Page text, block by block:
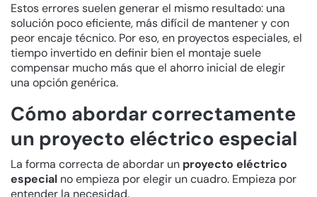
Estos errores suelen generar el mismo resultado: una
solución poco eficiente, más difícil de mantener y con
peor encaje técnico. Por eso, en proyectos especiales, el
tiempo invertido en definir bien el montaje suele
compensar mucho más que el ahorro inicial de elegir
una opción genérica.
Cómo abordar correctamente
un proyecto eléctrico especial
La forma correcta de abordar un proyecto eléctrico
especial no empieza por elegir un cuadro. Empieza por